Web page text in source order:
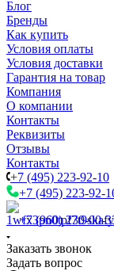
Блог
Бренды
Как купить
Условия оплаты
Условия доставки
Гарантия на товар
Компания
О компании
Контакты
Реквизиты
Отзывы
Контакты
+7 (495) 223-92-10
+7 (495) 223-92-
+7 (960) 230-00-
Заказать звонок
Задать вопрос